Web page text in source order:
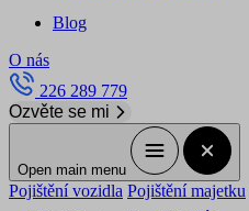
Blog
O nás
226 289 779
Ozvěte se mi
Open main menu
Pojištění vozidla Pojištění majetku